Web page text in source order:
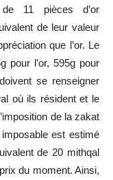
11 pièces d’or
de leur valeur
que l’or. Le
pour l’or, 595g pour
se renseigner
où ils résident et le
de la zakat
est estimé
de 20 mithqal
du moment. Ainsi,